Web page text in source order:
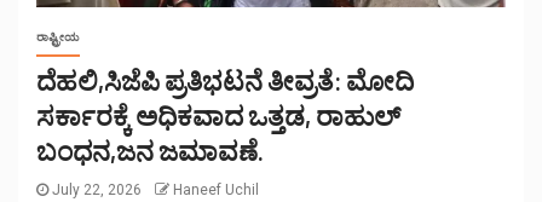
ರಾಷ್ಟ್ರೀಯ
ದೆಹಲಿ,ಸಿಜೆಪಿ ಪ್ರತಿಭಟನೆ ತೀವ್ರತೆ: ಮೋದಿ
ಸರ್ಕಾರಕ್ಕೆ ಅಧಿಕವಾದ ಒತ್ತಡ, ರಾಹುಲ್
ಬಂಧನ,ಜನ ಜಮಾವಣೆ.
July 22, 2026 Haneef Uchil